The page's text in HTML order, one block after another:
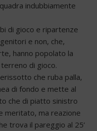
indubbiamente
di gioco e ripartenze
e non, che,
hanno popolato la
di gioco.
che ruba palla,
di fondo e mette al
che di piatto sinistro
meritato, ma reazione
trova il pareggio al 25’